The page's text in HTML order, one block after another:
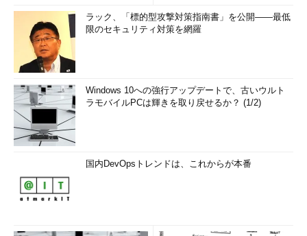
ラック、「標的型攻撃対策指南書」を公開――最低
限のセキュリティ対策を網羅
Windows 10への強行アップデートで、古いウルト
ラモバイルPCは輝きを取り戻せるか？ (1/2)
国内DevOpsトレンドは、これからが本番